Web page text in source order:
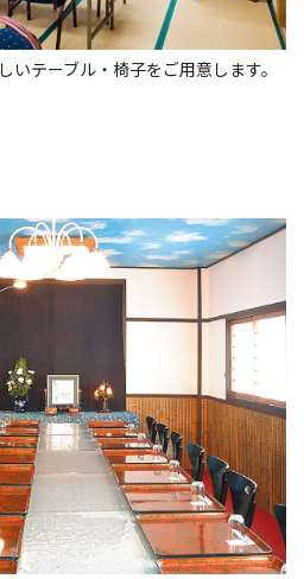
テーブル・椅子をご用意します。